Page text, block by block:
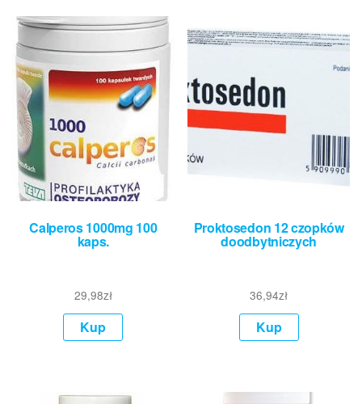
Calperos 1000mg 100
kaps.
29,98zł
Kup
Proktosedon 12 czopków
doodbytniczych
36,94zł
Kup